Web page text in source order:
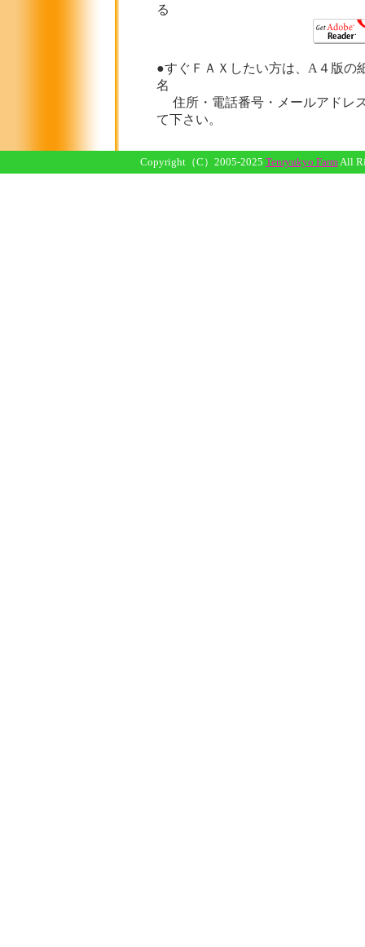
る
●すぐＦＡＸしたい方は、A４版の
名
住所・電話番号・メールアドレ
て下さい。
Copyright（C）2005-2025 Tenryukyo FarmAll